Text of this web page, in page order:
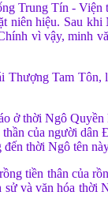
Trung Tín -
hiệu. Sau
vì vậy, minh
Tam Tôn,
ở thời Ngô
của người
thời Ngô tên
tiền thân của
và văn hóa